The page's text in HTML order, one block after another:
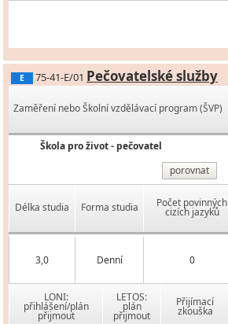
E 75-41-E/01 Pečovatelské služby
Zaměření nebo Školní vzdělávací program (ŠVP)
Škola pro život - pečovatel
porovnat
Délka studia Forma studia Počet povinných
cizích jazyků
3,0 Denní 0
LONI:
přihlášení/plán
přijmout
LETOS:
plán
přijmout
Přijímací
zkouška